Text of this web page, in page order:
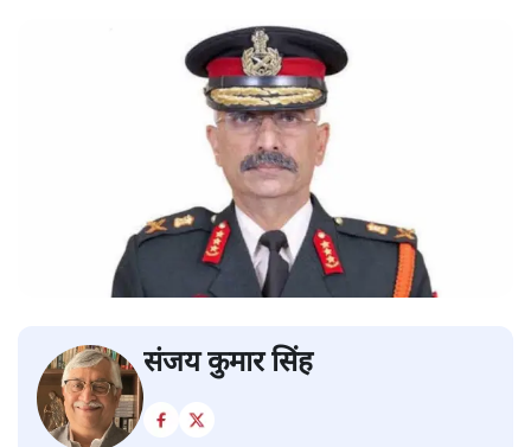
संजय कुमार सिंह